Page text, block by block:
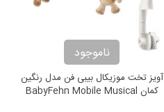
ناموجود
آويز تخت موزيکال بیبی فن مدل رنگین
کمان BabyFehn Mobile Musical